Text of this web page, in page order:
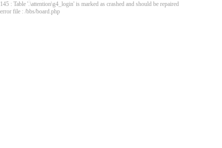
145 : Table '.\attention\g4_login' is marked as crashed and should be repaired
error file : /bbs/board.php